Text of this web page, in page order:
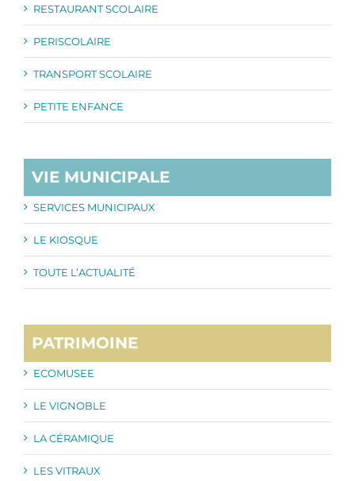
RESTAURANT SCOLAIRE
PERISCOLAIRE
TRANSPORT SCOLAIRE
PETITE ENFANCE
VIE MUNICIPALE
SERVICES MUNICIPAUX
LE KIOSQUE
TOUTE L’ACTUALITÉ
PATRIMOINE
ECOMUSEE
LE VIGNOBLE
LA CÉRAMIQUE
LES VITRAUX